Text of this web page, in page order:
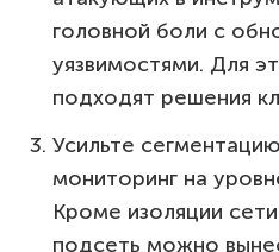
головной боли с
уязвимостями. Для
подходят решения
Усильте
мониторинг на
Кроме изоляции
подсеть можно